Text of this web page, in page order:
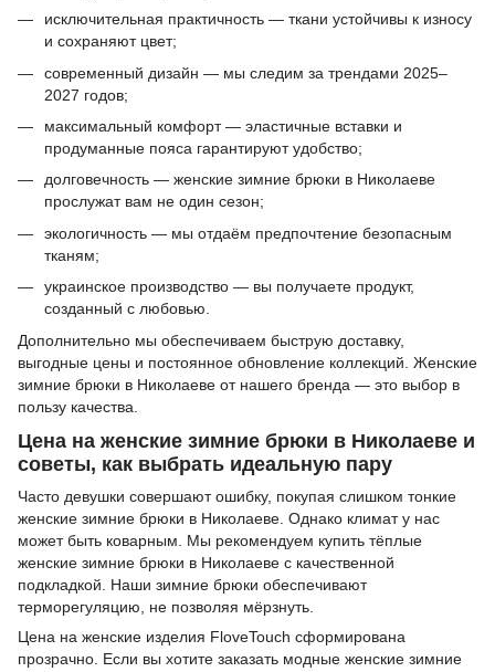
исключительная практичность — ткани устойчивы к износу
и сохраняют цвет;
современный дизайн — мы следим за трендами 2025–
2027 годов;
максимальный комфорт — эластичные вставки и
продуманные пояса гарантируют удобство;
долговечность — женские зимние брюки в Николаеве
прослужат вам не один сезон;
экологичность — мы отдаём предпочтение безопасным
тканям;
украинское производство — вы получаете продукт,
созданный с любовью.
Дополнительно мы обеспечиваем быструю доставку,
выгодные цены и постоянное обновление коллекций. Женские
зимние брюки в Николаеве от нашего бренда — это выбор в
пользу качества.
Цена на женские зимние брюки в Николаеве и
советы, как выбрать идеальную пару
Часто девушки совершают ошибку, покупая слишком тонкие
женские зимние брюки в Николаеве. Однако климат у нас
может быть коварным. Мы рекомендуем купить тёплые
женские зимние брюки в Николаеве с качественной
подкладкой. Наши зимние брюки обеспечивают
терморегуляцию, не позволяя мёрзнуть.
Цена на женские изделия FloveTouch сформирована
прозрачно. Если вы хотите заказать модные женские зимние